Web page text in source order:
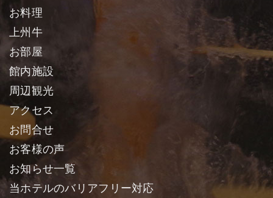
お料理
上州牛
お部屋
館内施設
周辺観光
アクセス
お問合せ
お客様の声
お知らせ一覧
当ホテルのバリアフリー対応